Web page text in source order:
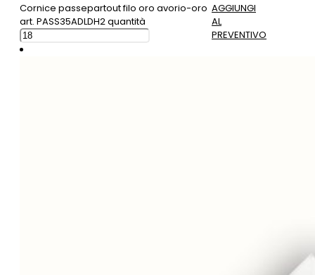
Cornice passepartout filo oro avorio-oro
art. PASS35ADLDH2 quantità
AGGIUNGI
AL
PREVENTIVO